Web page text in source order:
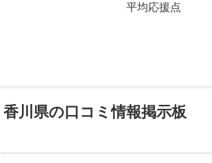
平均応援点
香川県の口コミ情報掲示板